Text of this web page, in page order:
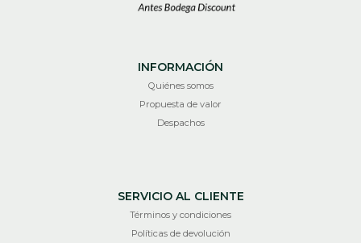
INFORMACIÓN
Quiénes somos
Propuesta de valor
Despachos
SERVICIO AL CLIENTE
Términos y condiciones
Políticas de devolución